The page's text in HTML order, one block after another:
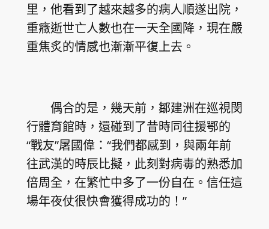
里，他看到了越來越多的病人順遂出院，
重癥逝世亡人數也在一天全國降，現在嚴
重焦炙的情感也漸漸平復上去。
偶合的是，幾天前，鄒建洲在巡視閔
行體育館時，還碰到了昔時同往援鄂的
“戰友”屠國偉：“我們都感到，與兩年前
往武漢的時辰比擬，此刻對病毒的熟悉加
倍周全，在繁忙中多了一份自在。信任這
場年夜仗很快會獲得成功的！”